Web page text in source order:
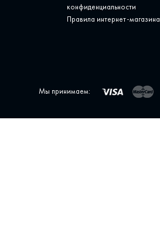
конфиденциальности
Правила интернет-магазина
Мы принимаем: